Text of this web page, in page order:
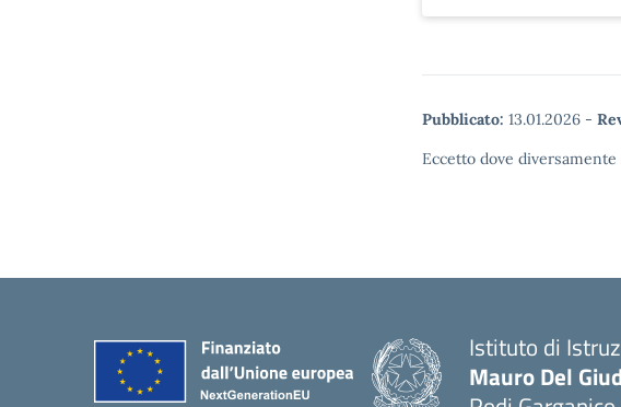
Pubblicato: 13.01.2026 -
Eccetto dove
Istituto di
Mauro Del